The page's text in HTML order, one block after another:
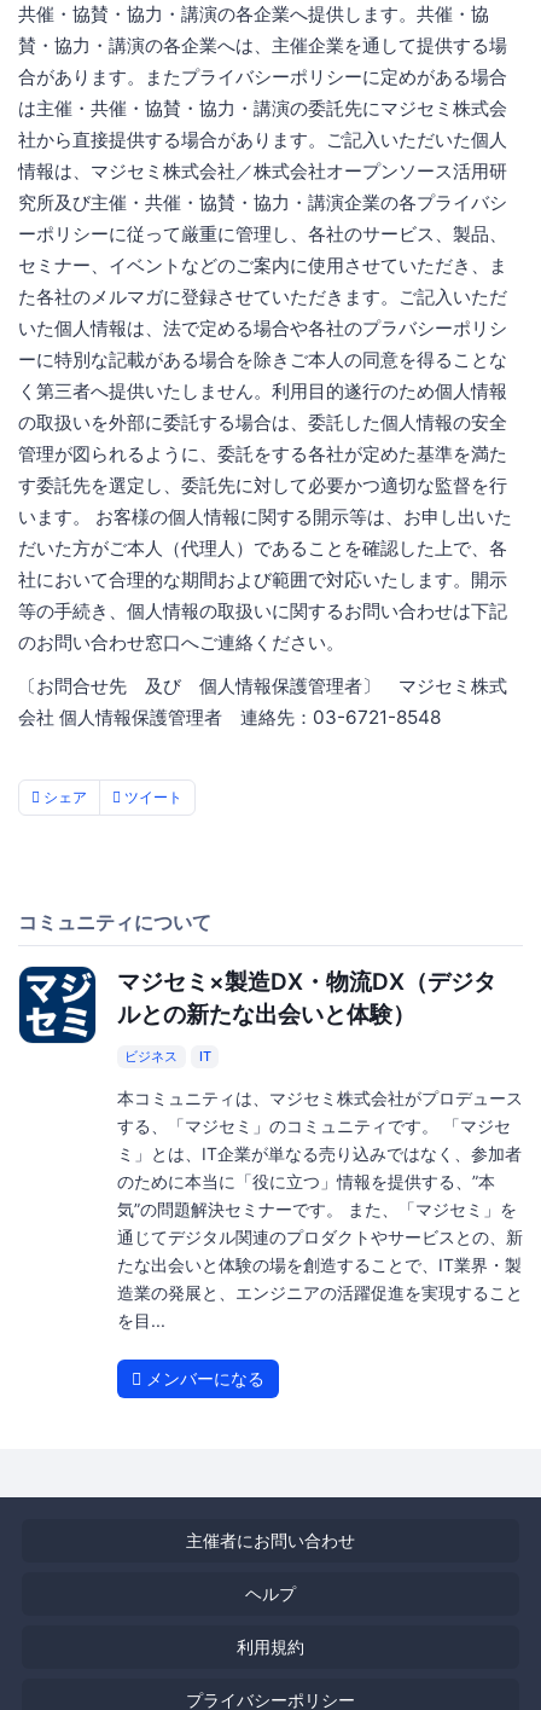
共催・協賛・協力・講演の各企業へ提供します。共催・協
賛・協力・講演の各企業へは、主催企業を通して提供する場
合があります。またプライバシーポリシーに定めがある場合
は主催・共催・協賛・協力・講演の委託先にマジセミ株式会
社から直接提供する場合があります。ご記入いただいた個人
情報は、マジセミ株式会社／株式会社オープンソース活用研
究所及び主催・共催・協賛・協力・講演企業の各プライバシ
ーポリシーに従って厳重に管理し、各社のサービス、製品、
セミナー、イベントなどのご案内に使用させていただき、ま
た各社のメルマガに登録させていただきます。ご記入いただ
いた個人情報は、法で定める場合や各社のプラバシーポリシ
ーに特別な記載がある場合を除きご本人の同意を得ることな
く第三者へ提供いたしません。利用目的遂行のため個人情報
の取扱いを外部に委託する場合は、委託した個人情報の安全
管理が図られるように、委託をする各社が定めた基準を満た
す委託先を選定し、委託先に対して必要かつ適切な監督を行
います。 お客様の個人情報に関する開示等は、お申し出いた
だいた方がご本人（代理人）であることを確認した上で、各
社において合理的な期間および範囲で対応いたします。開示
等の手続き、個人情報の取扱いに関するお問い合わせは下記
のお問い合わせ窓口へご連絡ください。
〔お問合せ先 及び 個人情報保護管理者〕 マジセミ株式
会社 個人情報保護管理者 連絡先：03-6721-8548
シェア ツイート
コミュニティについて
マジセミ×製造DX・物流DX（デジタ
ルとの新たな出会いと体験）
ビジネス IT
本コミュニティは、マジセミ株式会社がプロデュース
する、「マジセミ」のコミュニティです。 「マジセ
ミ」とは、IT企業が単なる売り込みではなく、参加者
のために本当に「役に立つ」情報を提供する、”本
気”の問題解決セミナーです。 また、「マジセミ」を
通じてデジタル関連のプロダクトやサービスとの、新
たな出会いと体験の場を創造することで、IT業界・製
造業の発展と、エンジニアの活躍促進を実現すること
を目...
メンバーになる
主催者にお問い合わせ
ヘルプ
利用規約
プライバシーポリシー